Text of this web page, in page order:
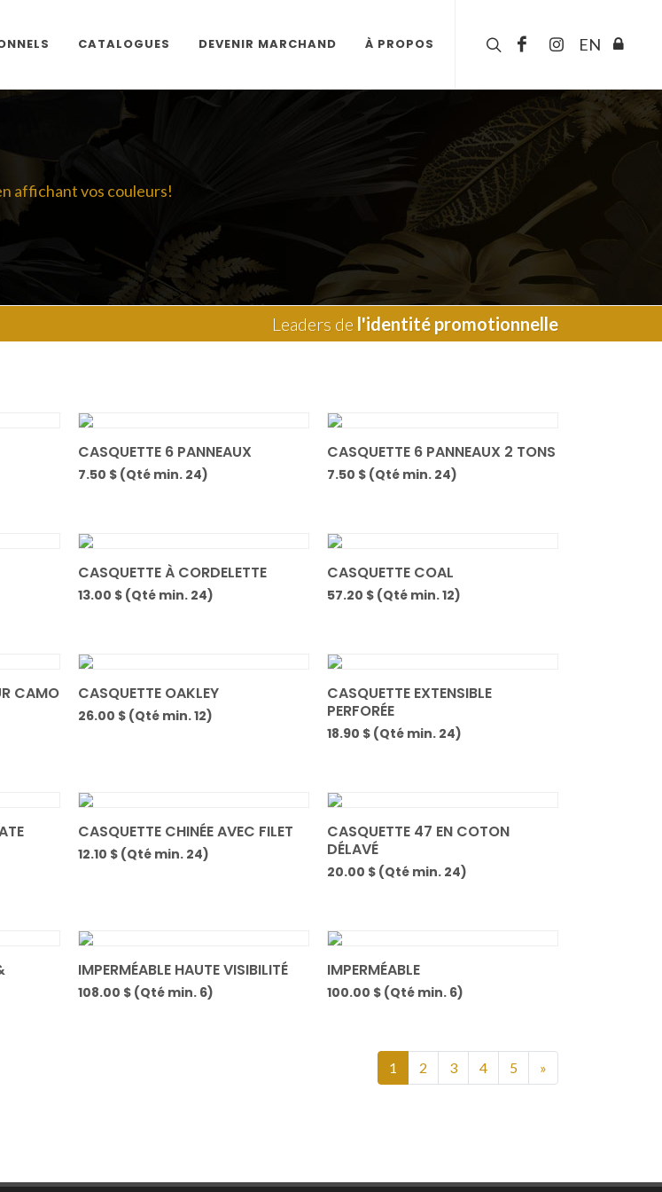
EN
CATALOGUES DEVENIR MARCHAND À PROPOS
affichant vos couleurs!
Leaders de l'identité promotionnelle
CASQUETTE 6 PANNEAUX
7.50 $ (Qté min. 24)
CASQUETTE 6 PANNEAUX 2 TONS
7.50 $ (Qté min. 24)
CASQUETTE À CORDELETTE
13.00 $ (Qté min. 24)
CASQUETTE COAL
57.20 $ (Qté min. 12)
CAMO CASQUETTE OAKLEY
26.00 $ (Qté min. 12)
CASQUETTE EXTENSIBLE
PERFORÉE
18.90 $ (Qté min. 24)
CASQUETTE CHINÉE AVEC FILET
12.10 $ (Qté min. 24)
CASQUETTE 47 EN COTON
DÉLAVÉ
20.00 $ (Qté min. 24)
IMPERMÉABLE HAUTE VISIBILITÉ
108.00 $ (Qté min. 6)
IMPERMÉABLE
100.00 $ (Qté min. 6)
1 2 3 4 5 »